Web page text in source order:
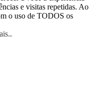
e visitas repetidas. Ao
o uso de TODOS os
.